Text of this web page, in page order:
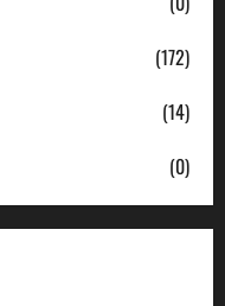
(172)
(14)
(0)